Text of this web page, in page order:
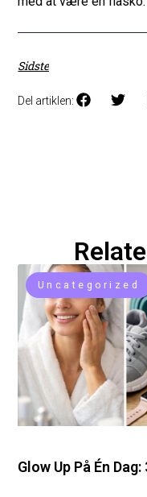
Sidste
Del artiklen:
Uncategorized
Glow Up På Én